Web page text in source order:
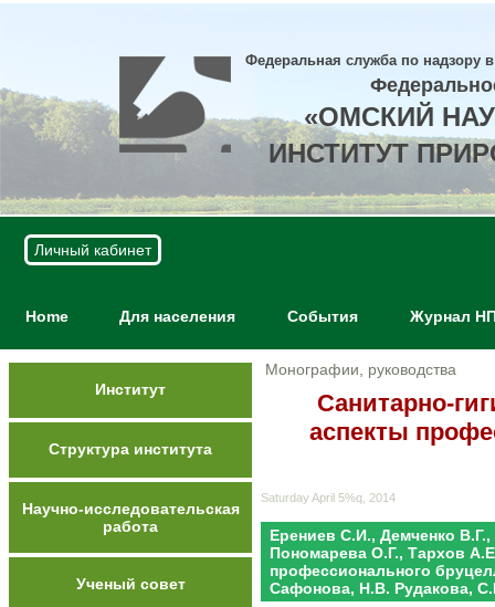
Федеральная служба по надзору
«ОМСКИЙ
ИНСТИТУТ
Личный кабинет
Home Для населения События Журнал
Институт
Структура института
Научно-исследовательская
работа
Ученый совет
Монографии, руководства
Санитарно-
аспекты
Saturday April 5%q, 2014
Ерениев С.И., Демченко
Пономарева О.Г., Тархов
профессионального
Сафонова, Н.В. Рудакова,